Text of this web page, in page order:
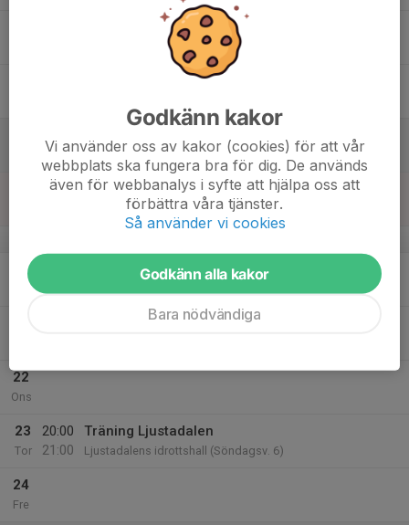
Träning Ljustadalen
Ljustadalens idrottshall (Söndagsv. 6)
20
Mån
Träning Nordichallen
22
Ons
23
Tor
20:00
21:00
Träning Ljustadalen
Ljustadalens idrottshall (Söndagsv. 6)
24
Fre
Godkänn kakor
Vi använder oss av kakor (cookies) för att vår
webbplats ska fungera bra för dig. De används
även för webbanalys i syfte att hjälpa oss att
förbättra våra tjänster.
Så använder vi cookies
Godkänn alla kakor
Bara nödvändiga